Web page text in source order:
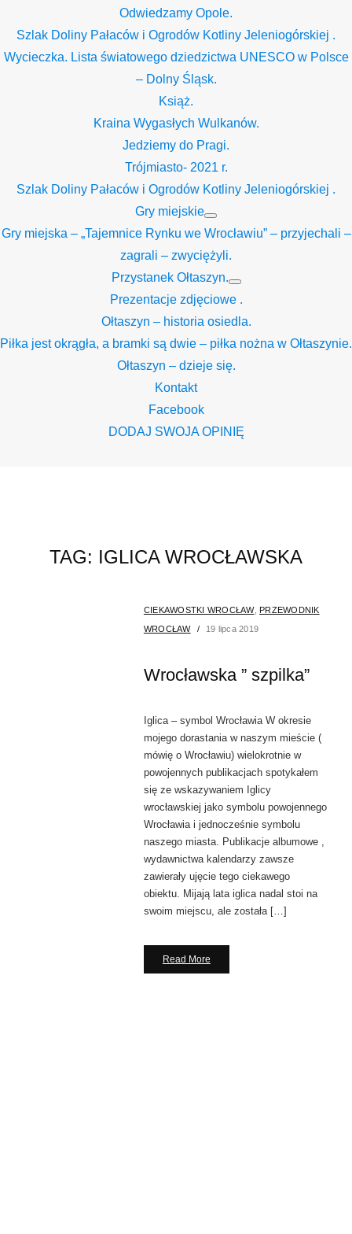
Odwiedzamy Opole.
Szlak Doliny Pałaców i Ogrodów Kotliny Jeleniogórskiej .
Wycieczka. Lista światowego dziedzictwa UNESCO w Polsce
– Dolny Śląsk.
Książ.
Kraina Wygasłych Wulkanów.
Jedziemy do Pragi.
Trójmiasto- 2021 r.
Szlak Doliny Pałaców i Ogrodów Kotliny Jeleniogórskiej .
Gry miejskie
Show
sub
Gry miejska – „Tajemnice Rynku we Wrocławiu” – przyjechali –
zagrali – zwyciężyli.
Przystanek Ołtaszyn.
Show
sub
Prezentacje zdjęciowe .
Ołtaszyn – historia osiedla.
Piłka jest okrągła, a bramki są dwie – piłka nożna w Ołtaszynie.
Ołtaszyn – dzieje się.
Kontakt
Facebook
DODAJ SWOJA OPINIĘ
TAG: IGLICA WROCŁAWSKA
CIEKAWOSTKI WROCŁAW, PRZEWODNIK
WROCŁAW
19 lipca 2019
Wrocławska ” szpilka”
Iglica – symbol Wrocławia W okresie
mojego dorastania w naszym mieście (
mówię o Wrocławiu) wielokrotnie w
powojennych publikacjach spotykałem
się ze wskazywaniem Iglicy
wrocławskiej jako symbolu powojennego
Wrocławia i jednocześnie symbolu
naszego miasta. Publikacje albumowe ,
wydawnictwa kalendarzy zawsze
zawierały ujęcie tego ciekawego
obiektu. Mijają lata iglica nadal stoi na
swoim miejscu, ale została […]
Read More